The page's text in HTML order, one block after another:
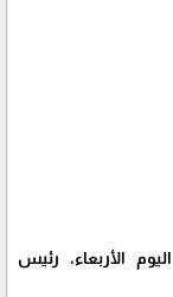
الأربعاء، رئيس